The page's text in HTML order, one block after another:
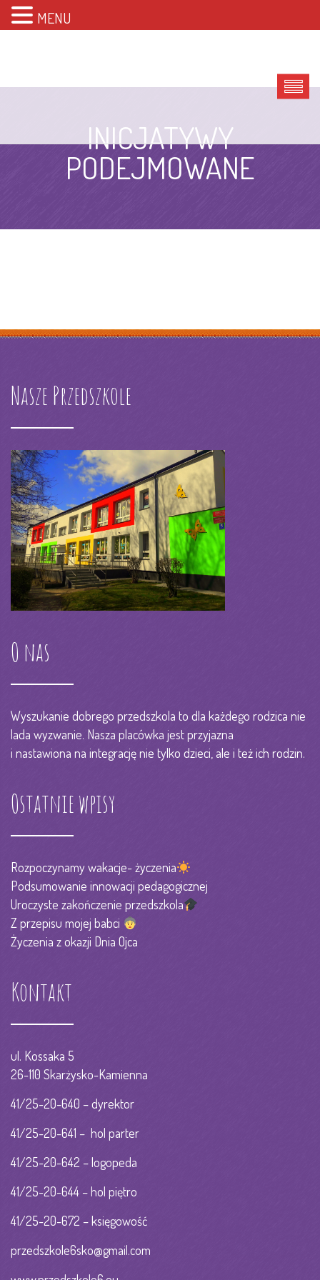
INICJATYWY
PODEJMOWANE
Nasze Przedszkole
O nas
Wyszukanie dobrego przedszkola to dla każdego rodzica nie
lada wyzwanie. Nasza placówka jest przyjazna
i nastawiona na integrację nie tylko dzieci, ale i też ich rodzin.
Ostatnie wpisy
Rozpoczynamy wakacje- życzenia
Podsumowanie innowacji pedagogicznej
Uroczyste zakończenie przedszkola
Z przepisu mojej babci
Życzenia z okazji Dnia Ojca
Kontakt
ul. Kossaka 5
26-110 Skarżysko-Kamienna
41/25-20-640 – dyrektor
41/25-20-641 – hol parter
41/25-20-642 – logopeda
41/25-20-644 – hol piętro
41/25-20-672 – księgowość
przedszkole6sko@gmail.com
MENU